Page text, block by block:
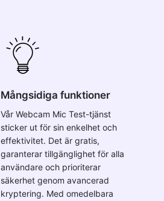
Mångsidiga funktioner
Vår Webcam Mic Test-tjänst
sticker ut för sin enkelhet och
effektivitet. Det är gratis,
garanterar tillgänglighet för alla
användare och prioriterar
säkerhet genom avancerad
kryptering. Med omedelbara